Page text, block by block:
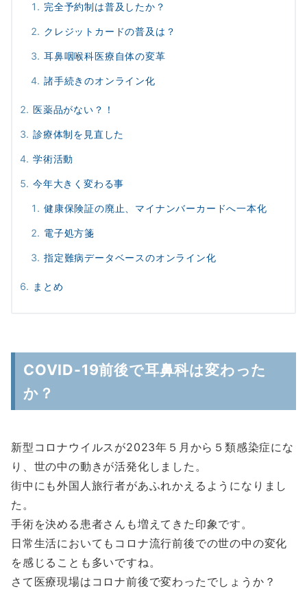
完全予約制は普及したか？
クレジットカードの普及は？
耳鼻咽喉科医療自体の変革
諸手続きのオンライン化
医薬品がない？！
診療体制を見直した
学術活動
今年大きく変わる事
健康保険証の廃止、マイナンバーカードへ一本化
電子処方箋
指定難病データベースのオンライン化
まとめ
COVID-19前後で耳鼻科は変わった
か？
新型コロナウイルスが2023年５月から５類感染症にな
り、世の中の動きが活発化しました。
街中にも外国人旅行者があふれかえるようになりまし
た。
手術を決める患者さんも増えてきた印象です。
日常生活においてもコロナ流行前後での世の中の変化
を感じることも多いですね。
さて医療現場はコロナ前後で変わったでしょうか？